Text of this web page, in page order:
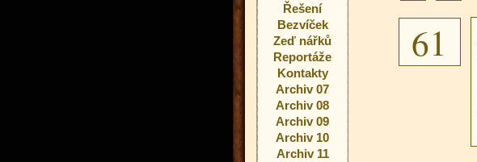
Řešení
Bezvíček
Zeď nářků
Reportáže
Kontakty
Archiv 07
Archiv 08
Archiv 09
Archiv 10
Archiv 11
61